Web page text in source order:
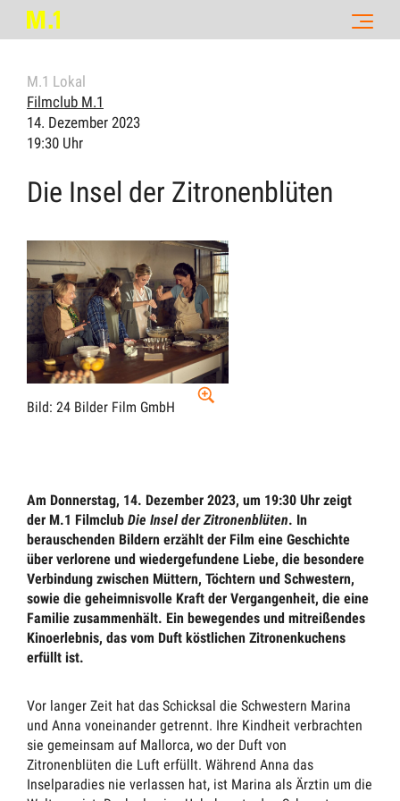
M.1 Lokal
Filmclub M.1
14. Dezember 2023
19:30 Uhr
Die Insel der Zitronenblüten
Bild: 24 Bilder Film GmbH
Am Donnerstag, 14. Dezember 2023, um 19:30 Uhr zeigt
der M.1 Filmclub Die Insel der Zitronenblüten. In
berauschenden Bildern erzählt der Film eine Geschichte
über verlorene und wiedergefundene Liebe, die besondere
Verbindung zwischen Müttern, Töchtern und Schwestern,
sowie die geheimnisvolle Kraft der Vergangenheit, die eine
Familie zusammenhält. Ein bewegendes und mitreißendes
Kinoerlebnis, das vom Duft köstlichen Zitronenkuchens
erfüllt ist.
Vor langer Zeit hat das Schicksal die Schwestern Marina
und Anna voneinander getrennt. Ihre Kindheit verbrachten
sie gemeinsam auf Mallorca, wo der Duft von
Zitronenblüten die Luft erfüllt. Während Anna das
Inselparadies nie verlassen hat, ist Marina als Ärztin um die